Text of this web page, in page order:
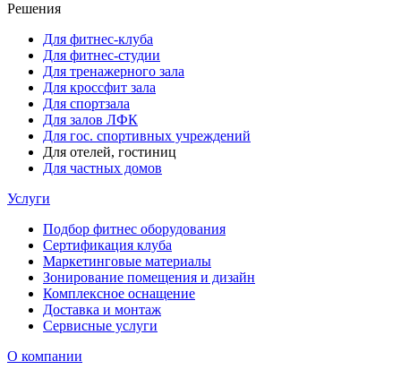
Решения
Для фитнес-клуба
Для фитнес-студии
Для тренажерного зала
Для кроссфит зала
Для спортзала
Для залов ЛФК
Для гос. спортивных учреждений
Для отелей, гостиниц
Для частных домов
Услуги
Подбор фитнес оборудования
Сертификация клуба
Маркетинговые материалы
Зонирование помещения и дизайн
Комплексное оснащение
Доставка и монтаж
Сервисные услуги
О компании